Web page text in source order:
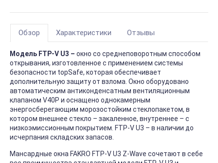
Обзор Характеристики Отзывы
Модель FTP-V U3 – окно со среднеповоротным способом
открывания, изготовленное с применением системы
безопасности topSafe, которая обеспечивает
дополнительную защиту от взлома. Окно оборудовано
автоматическим антиконденсатным вентиляционным
клапаном V40Р и оснащено однокамерным
энергосберегающим морозостойким стеклопакетом, в
котором внешнее стекло – закаленное, внутреннее – с
низкоэмиссионным покрытием. FTP-V U3 – в наличии до
исчерпания складских запасов.
Мансардные окна FAKRO FTP-V U3 Z-Wave сочетают в себе